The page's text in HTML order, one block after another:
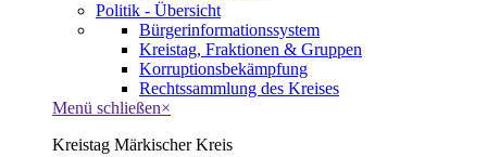
Politik - Übersicht
Bürgerinformationssystem
Kreistag, Fraktionen & Gruppen
Korruptionsbekämpfung
Rechtssammlung des Kreises
Menü schließen×
Kreistag Märkischer Kreis